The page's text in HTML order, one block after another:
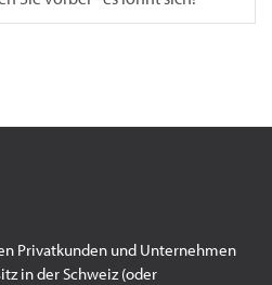
Privatkunden und Unternehmen
in der Schweiz (oder